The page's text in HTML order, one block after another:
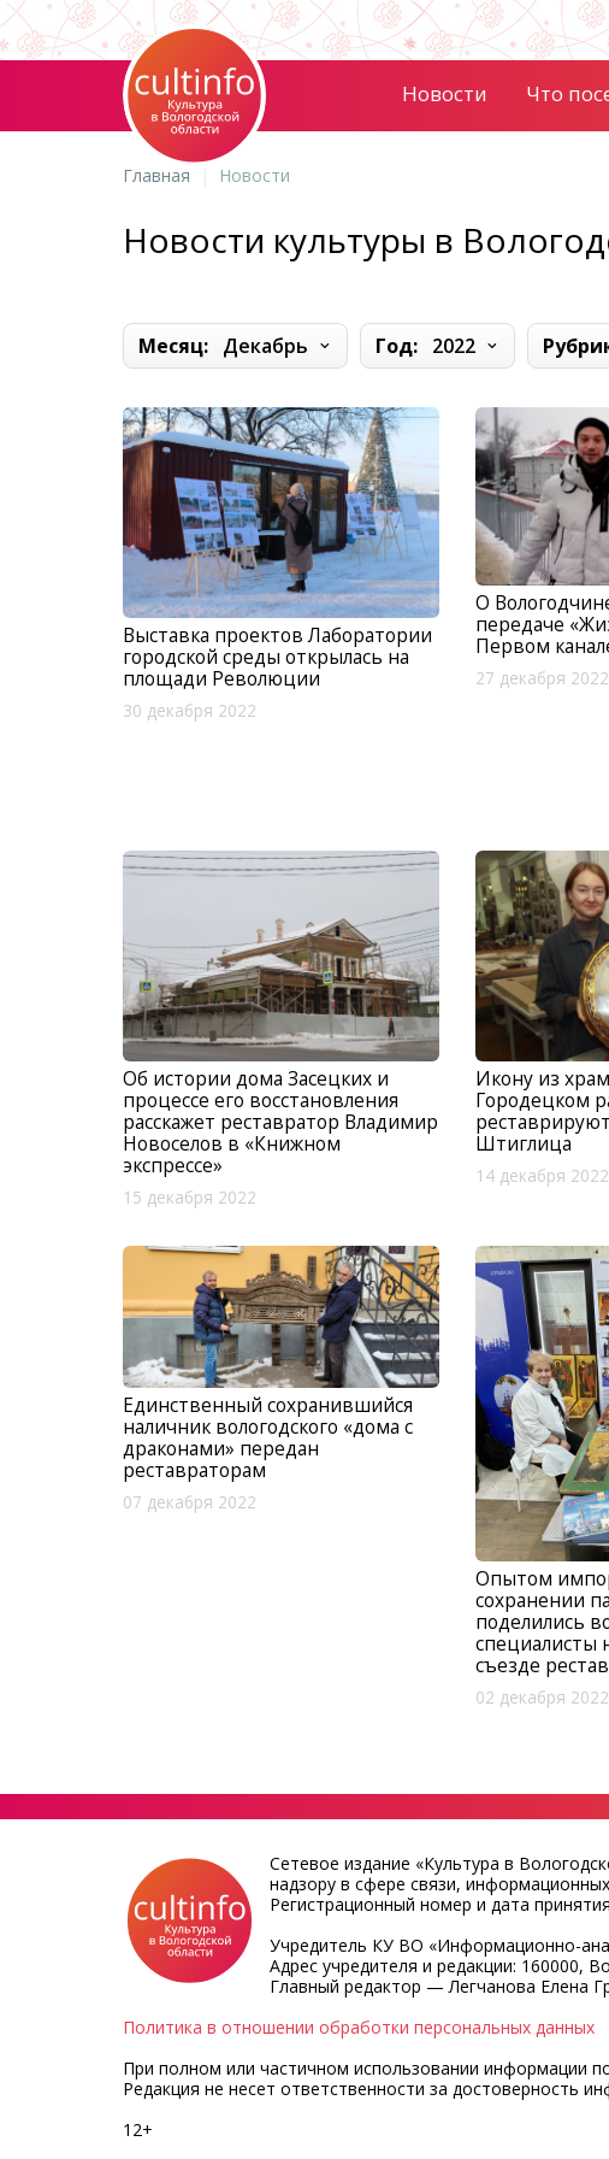
Новости Что
Главная Новости
Новости культуры в
Месяц: Декабрь Год: 2022
Выставка проектов Лаборатории
городской среды открылась на
площади Революции
30 декабря 2022
О
передаче
Первом
27 декабря 2022
Об истории дома Засецких и
процессе его восстановления
расскажет реставратор Владимир
Новоселов в «Книжном
экспрессе»
15 декабря 2022
Икону из
Городецком
Штиглица
14 декабря 2022
Единственный сохранившийся
наличник вологодского «дома с
драконами» передан
реставраторам
07 декабря 2022
Опытом
сохранении
поделились
специалисты
съезде
02 декабря 2022
Сетевое издание «Культура в
надзору в сфере связи,
Регистрационный номер и дата
Учредитель КУ ВО «Информационно-
Адрес учредителя и редакции: 160000,
Главный редактор — Легчанова Елена
Политика в отношении обработки персональных данных
При полном или частичном использовании информации
Редакция не несет ответственности за достоверность
12+